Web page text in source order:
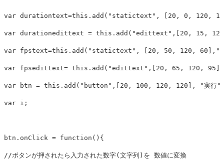
var durationtext=this.add("statictext", [20, 0, 120, 10],"
var durationedittext = this.add("edittext",[20, 15,
var fpstext=this.add("statictext", [20, 50, 120, 60],"フ
var fpsedittext= this.add("edittext",[20, 65, 120,
var btn = this.add("button",[20, 100, 120, 120], "実行
var i;
btn.onClick = function(){
//ボタンが押されたら入力された数字(文字列)を 数値に変換